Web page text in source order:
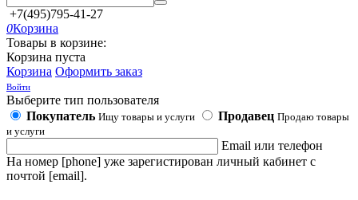
+7(495)795-41-27
0Корзина
Товары в корзине:
Корзина пуста
Корзина Оформить заказ
Войти
Выберите тип пользователя
Покупатель Ищу товары и услуги Продавец Продаю товары
и услуги
Email или телефон
На номер [phone] уже зарегистирован личный кабинет с
почтой [email].